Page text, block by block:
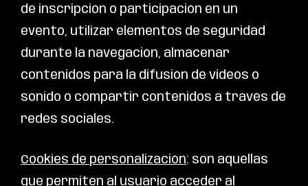
de inscripción o participación en un
evento, utilizar elementos de seguridad
durante la navegación, almacenar
contenidos para la difusión de videos o
sonido o compartir contenidos a través de
redes sociales.
Cookies de personalización: son aquéllas
que permiten al usuario acceder al